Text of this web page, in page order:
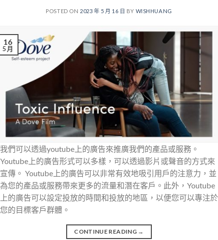
POSTED ON 2023 年 5 月 16 日 BY WISHHUANG
16
5 月
我們可以透過youtube上的廣告來推廣我們的產品或服務。
Youtube上的廣告形式可以多樣，可以透過影片或聲音的方式來
宣傳。 Youtube上的廣告可以非常有效地吸引用戶的注意力，並
為您的產品或服務帶來更多的流量和潛在客戶。此外，Youtube
上的廣告可以設定投放的時間和投放的地區，以便您可以專注於
您的目標客戶群體。
CONTINUE READING →